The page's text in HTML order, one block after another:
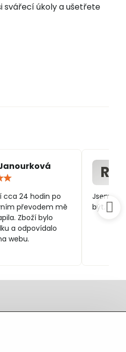
svářecí úkoly a ušetřete
/
5
cca 24 hodin po
převodem mě
Zboží bylo
a odpovídalo
webu.
R
Jsem
být.